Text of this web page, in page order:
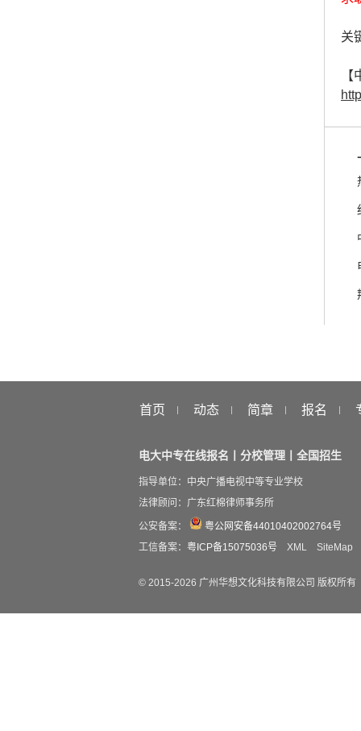
关
首页 动态 简章 报名
电大中专在线报名丨分校管理丨全国招生
指导单位：中央广播电视中等专业学校
法律顾问：广东红棉律师事务所
公安备案：
粤公网安备44010402002764号
工信备案： 粤ICP备15075036号 XML SiteMap
© 2015-2026 广州华想文化科技有限公司 版权所有